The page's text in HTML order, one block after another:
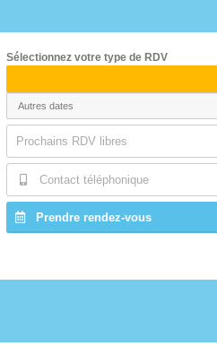
Sélectionnez votre type de RDV
Prochains RDV libres
Contact téléphonique
Prendre rendez-vous